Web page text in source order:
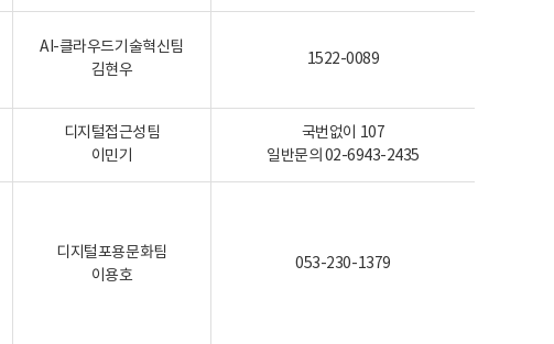
AI-클라우드기술혁신팀
김현우
1522-0089
디지털접근성팀
이민기
국번없이 107
일반문의 02-6943-2435
디지털포용문화팀
이용호
053-230-1379